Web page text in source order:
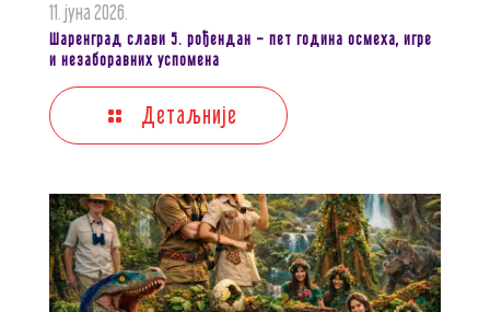
11. јуна 2026.
Шаренград слави 5. рођендан – пет година осмеха, игре
и незаборавних успомена
Детаљније